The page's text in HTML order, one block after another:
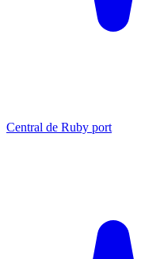
Central de Ruby port